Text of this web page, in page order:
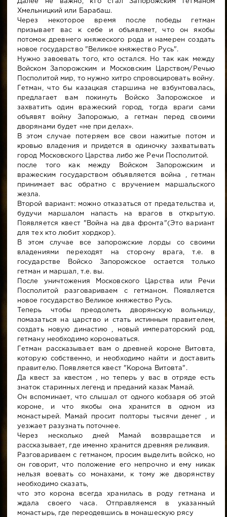
Далее не важно, кто стал Запорожским гетманом
Хмельницкий или Барабаш.
Через некоторое время после победы гетман
призывает вас к себе и объявляет, что он якобы
потомок древнего княжеского рода и намерен создать
новое государство "Великое княжество Русь".
Нужно завоевать того, кто остался. Но так как между
Войском Запорожским и Московским Царством/Речью
Посполитой мир, то нужно хитро спровоцировать войну.
Гетман, что бы казацкая старшина не взбунтовалась,
предлагает вам покинуть Войско Запорожское и
захватить один вражеский город, тогда враги сами
объявят войну Запорожью, а гетман перед своими
дворянами будет «не при делах».
В этом случае потеряем все свои нажитые потом и
кровью владения и придется в одиночку захватывать
город Московского Царства либо же Речи Посполитой.
после того как между Войском Запорожским и
вражеским государством объявляется война , гетман
принимает вас обратно с вручением маршальского
жезла.
Второй вариант: можно отказаться от предательства и,
будучи маршалом напасть на врагов в открытую.
Появляется квест "Война на два фронта"(Это вариант
для тех кто любит хордкор).
В этом случае все запорожские лорды со своими
владениями переходят на сторону врага, т.е. в
государстве Войско Запорожское остается только
гетман и маршал, т.е. вы.
После уничтожения Московского Царства или Речи
Посполитой разговариваем с гетманом. Появляется
новое государство Великое княжество Русь.
Теперь чтобы преодолеть дворянскую вольницу,
помазаться на царство и стать истинным правителем,
создать новую династию , новый императорский род,
гетману необходимо короноваться.
Гетман рассказывает вам о древней короне Витовта,
которую собственно, и необходимо найти и доставить
правителю. Появляется квест "Корона Витовта".
Да квест за квестом , но теперь у вас в отряде есть
знаток старинных легенд и преданий казак Мамай.
Он вспоминает, что слышал от одного кобзаря об этой
короне, и что якобы она хранится в одном из
монастырей. Мамай просит полторы тысячи денег , и
уезжает разузнать поточнее.
Через несколько дней Мамай возвращается и
рассказывает, где именно хранится древняя реликвия.
Разговариваем с гетманом, просим выделить войско, но
он говорит, что положение его непрочно и ему никак
нельзя воевать со монахами, к тому же дворянству
необходимо сказать,
что это корона всегда хранилась в роду гетмана и
ждала своего часа. Отправляемся в указанный
монастырь, где переодевшись в монашескую рясу